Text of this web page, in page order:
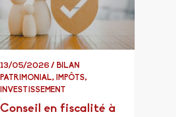
13/05/2026 / BILAN
PATRIMONIAL, IMPÔTS,
INVESTISSEMENT
Conseil en fiscalité à